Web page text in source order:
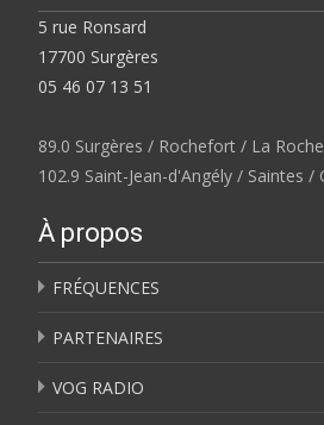
5 rue Ronsard
17700 Surgères
05 46 07 13 51
89.0 Surgères / Rochefort / La
102.9 Saint-Jean-d'Angély / Saintes /
À propos
FRÉQUENCES
PARTENAIRES
VOG RADIO